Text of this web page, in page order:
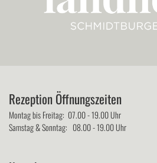
Rezeption Öffnungszeiten
Montag bis Freitag: 07.00 - 19.00 Uhr
Samstag & Sonntag: 08.00 - 19.00 Uhr